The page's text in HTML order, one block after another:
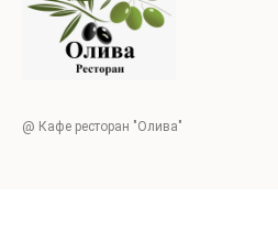
@ Кафе ресторан "Олива"